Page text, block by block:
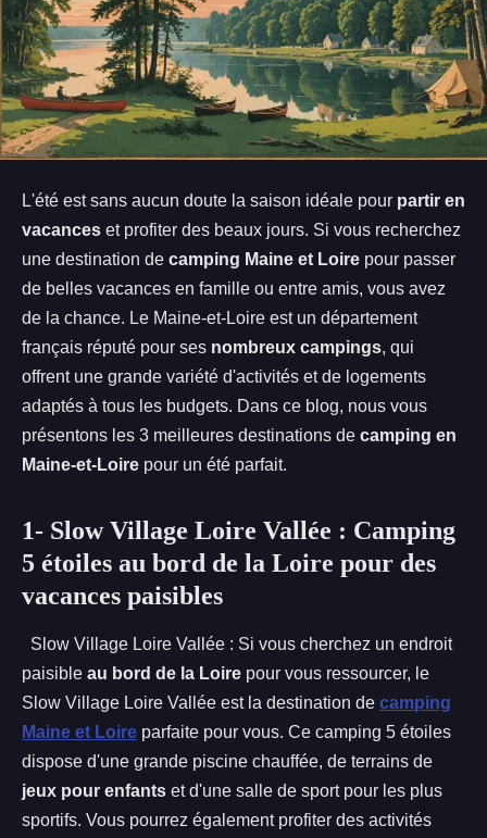
L'été est sans aucun doute la saison idéale pour partir en
vacances et profiter des beaux jours. Si vous recherchez
une destination de camping Maine et Loire pour passer
de belles vacances en famille ou entre amis, vous avez
de la chance. Le Maine-et-Loire est un département
français réputé pour ses nombreux campings, qui
offrent une grande variété d'activités et de logements
adaptés à tous les budgets. Dans ce blog, nous vous
présentons les 3 meilleures destinations de camping en
Maine-et-Loire pour un été parfait.
1- Slow Village Loire Vallée : Camping
5 étoiles au bord de la Loire pour des
vacances paisibles
Slow Village Loire Vallée : Si vous cherchez un endroit
paisible au bord de la Loire pour vous ressourcer, le
Slow Village Loire Vallée est la destination de camping
Maine et Loire parfaite pour vous. Ce camping 5 étoiles
dispose d'une grande piscine chauffée, de terrains de
jeux pour enfants et d'une salle de sport pour les plus
sportifs. Vous pourrez également profiter des activités